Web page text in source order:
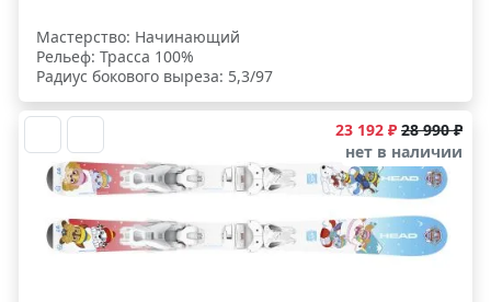
Мастерство: Начинающий
Рельеф: Трасса 100%
Радиус бокового выреза: 5,3/97
23 192 ₽ 28 990 ₽
нет в наличии